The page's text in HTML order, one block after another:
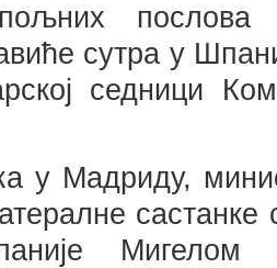
послова
сутра у
седници
у Мадриду,
Мигелом